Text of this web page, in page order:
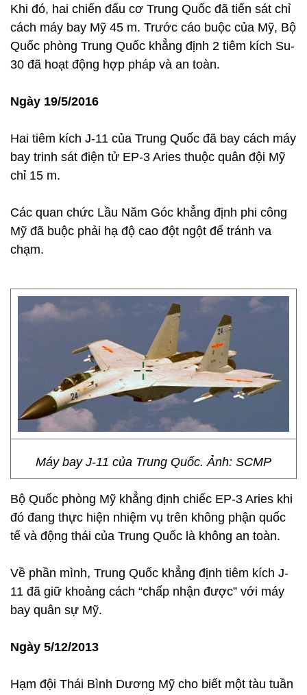
Khi đó, hai chiến đấu cơ Trung Quốc đã tiến sát chỉ
cách máy bay Mỹ 45 m. Trước cáo buộc của Mỹ, Bộ
Quốc phòng Trung Quốc khẳng định 2 tiêm kích Su-
30 đã hoạt động hợp pháp và an toàn.
Ngày 19/5/2016
Hai tiêm kích J-11 của Trung Quốc đã bay cách máy
bay trinh sát điện tử EP-3 Aries thuộc quân đội Mỹ
chỉ 15 m.
Các quan chức Lầu Năm Góc khẳng định phi công
Mỹ đã buộc phải hạ độ cao đột ngột để tránh va
chạm.
Máy bay J-11 của Trung Quốc. Ảnh: SCMP
Bộ Quốc phòng Mỹ khẳng định chiếc EP-3 Aries khi
đó đang thực hiện nhiệm vụ trên không phận quốc
tế và động thái của Trung Quốc là không an toàn.
Về phần mình, Trung Quốc khẳng định tiêm kích J-
11 đã giữ khoảng cách “chấp nhận được” với máy
bay quân sự Mỹ.
Ngày 5/12/2013
Hạm đội Thái Bình Dương Mỹ cho biết một tàu tuần